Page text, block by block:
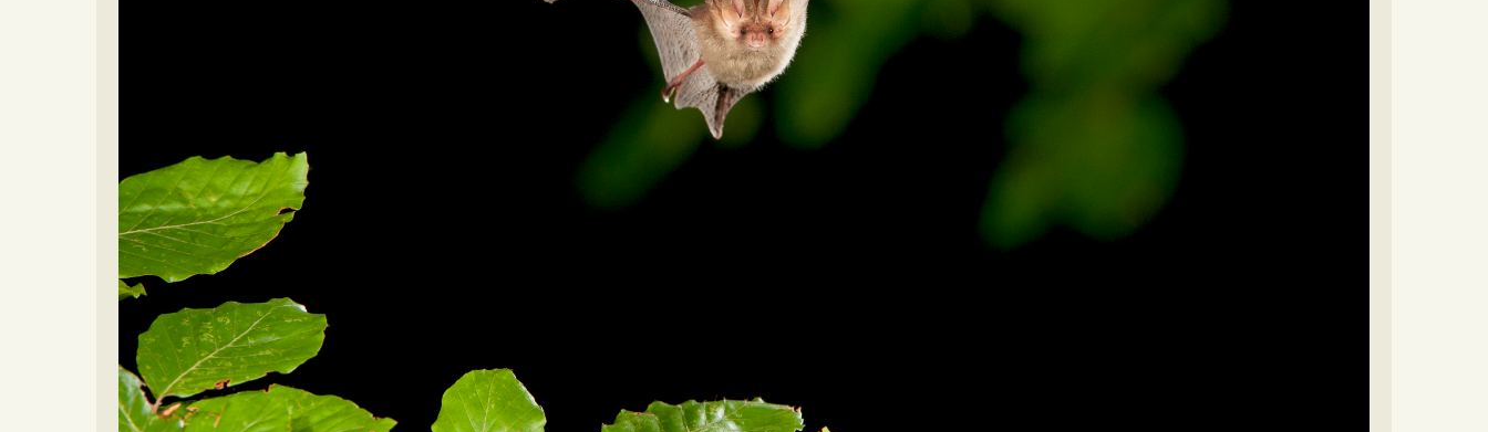
Home Ecologie en soorten Hoe vleermuizen leven
Footer